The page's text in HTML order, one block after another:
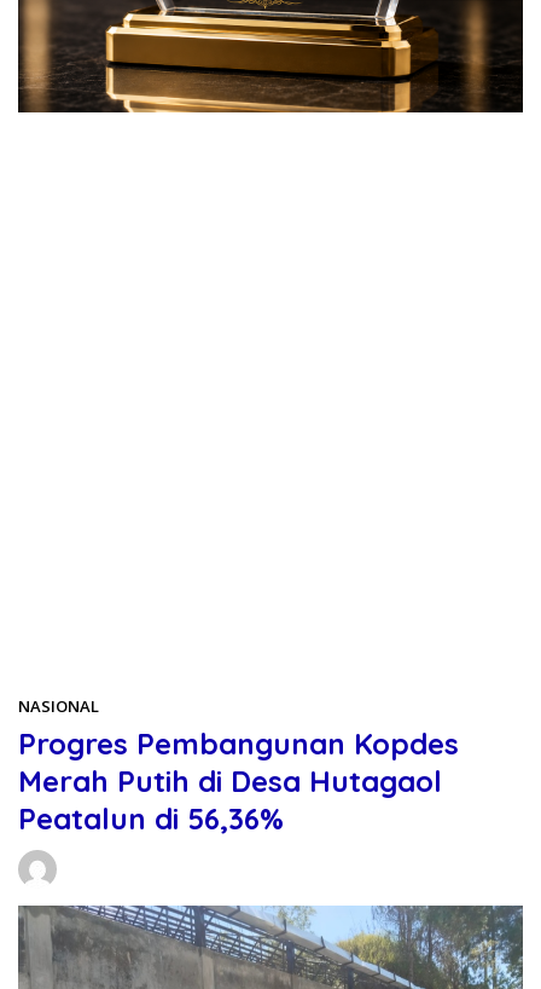
NASIONAL
Progres Pembangunan Kopdes
Merah Putih di Desa Hutagaol
Peatalun di 56,36%